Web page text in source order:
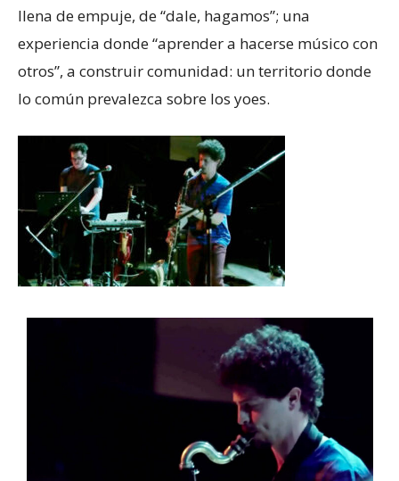
llena de empuje, de “dale, hagamos”; una
experiencia donde “aprender a hacerse músico con
otros”, a construir comunidad: un territorio donde
lo común prevalezca sobre los yoes.